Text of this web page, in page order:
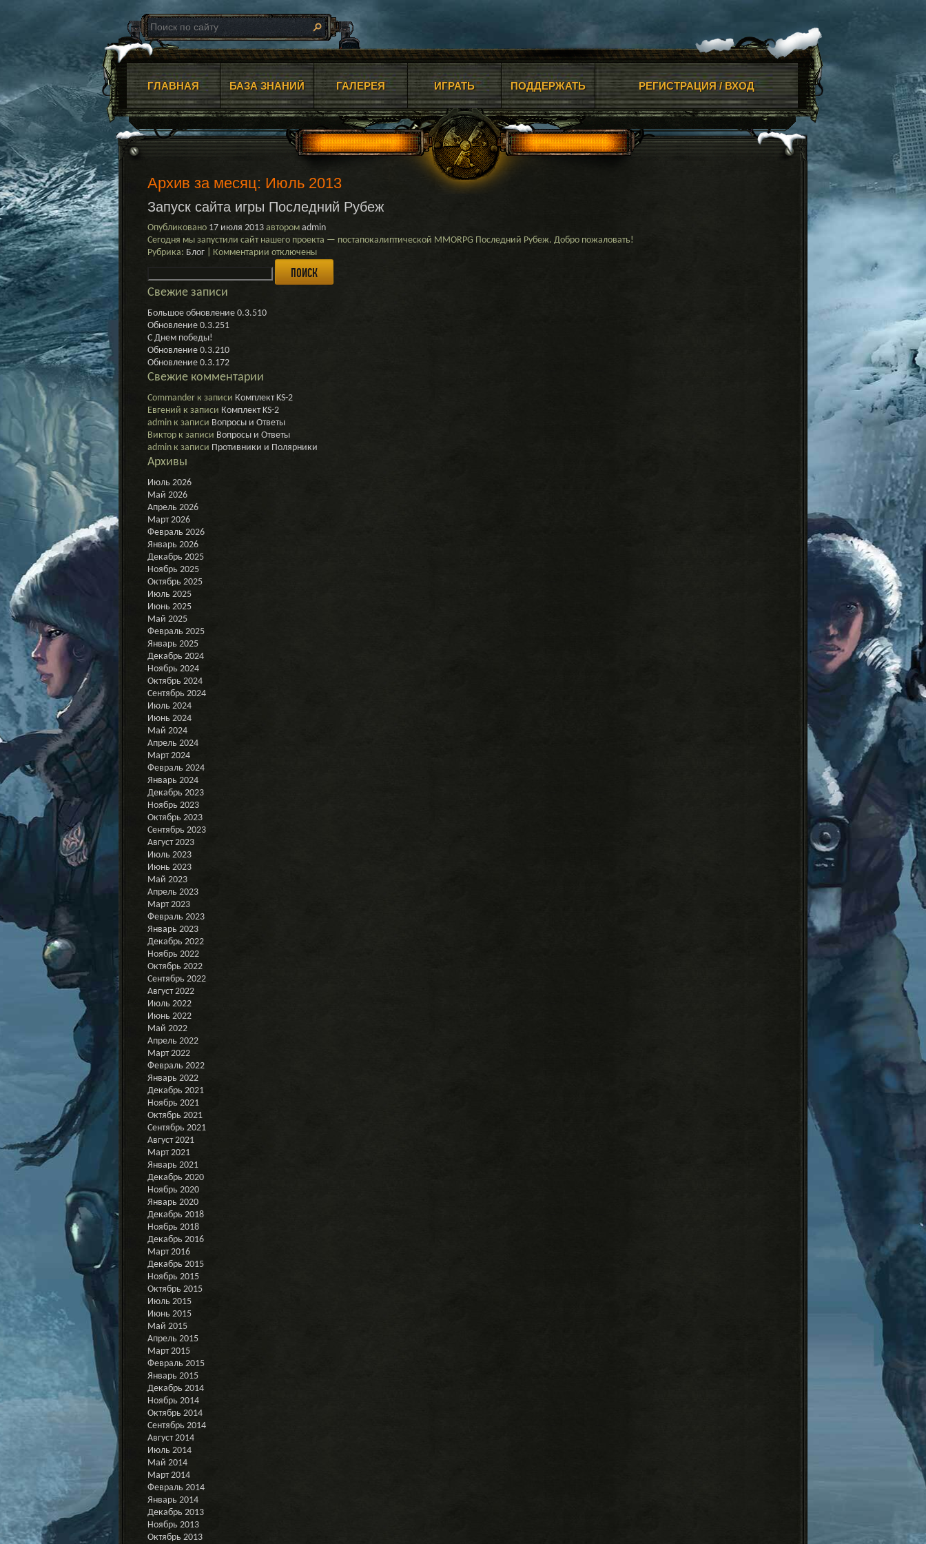
ГЛАВНАЯ БАЗА ЗНАНИЙ ГАЛЕРЕЯ ИГРАТЬ ПОДДЕРЖАТЬ РЕГИСТРАЦИЯ / ВХОД
Архив за месяц: Июль 2013
Запуск сайта игры Последний Рубеж
Опубликовано 17 июля 2013 автором admin
Сегодня мы запустили сайт нашего проекта — постапокалиптической MMORPG Последний Рубеж. Добро пожаловать!
Рубрика: Блог Комментарии к
записи
Запуск
отключены
Свежие записи
Большое обновление 0.3.510
Обновление 0.3.251
С Днем победы!
Обновление 0.3.210
Обновление 0.3.172
Свежие комментарии
Commander к записи Комплект KS-2
Евгений к записи Комплект KS-2
admin к записи Вопросы и Ответы
Виктор к записи Вопросы и Ответы
admin к записи Противники и Полярники
Архивы
Июль 2026
Май 2026
Апрель 2026
Март 2026
Февраль 2026
Январь 2026
Декабрь 2025
Ноябрь 2025
Октябрь 2025
Июль 2025
Июнь 2025
Май 2025
Февраль 2025
Январь 2025
Декабрь 2024
Ноябрь 2024
Октябрь 2024
Сентябрь 2024
Июль 2024
Июнь 2024
Май 2024
Апрель 2024
Март 2024
Февраль 2024
Январь 2024
Декабрь 2023
Ноябрь 2023
Октябрь 2023
Сентябрь 2023
Август 2023
Июль 2023
Июнь 2023
Май 2023
Апрель 2023
Март 2023
Февраль 2023
Январь 2023
Декабрь 2022
Ноябрь 2022
Октябрь 2022
Сентябрь 2022
Август 2022
Июль 2022
Июнь 2022
Май 2022
Апрель 2022
Март 2022
Февраль 2022
Январь 2022
Декабрь 2021
Ноябрь 2021
Октябрь 2021
Сентябрь 2021
Август 2021
Март 2021
Январь 2021
Декабрь 2020
Ноябрь 2020
Январь 2020
Декабрь 2018
Ноябрь 2018
Декабрь 2016
Март 2016
Декабрь 2015
Ноябрь 2015
Октябрь 2015
Июль 2015
Июнь 2015
Май 2015
Апрель 2015
Март 2015
Февраль 2015
Январь 2015
Декабрь 2014
Ноябрь 2014
Октябрь 2014
Сентябрь 2014
Август 2014
Июль 2014
Май 2014
Март 2014
Февраль 2014
Январь 2014
Декабрь 2013
Ноябрь 2013
Октябрь 2013